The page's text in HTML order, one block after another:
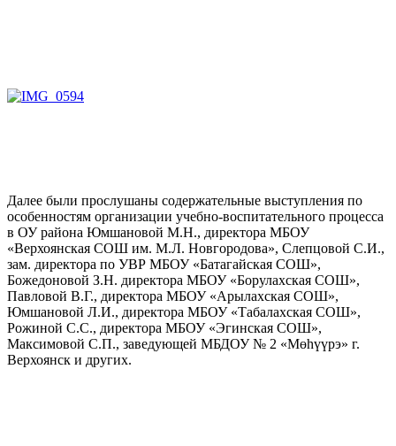
Далее были прослушаны содержательные выступления по
особенностям организации учебно-воспитательного процесса
в ОУ района Юмшановой М.Н., директора МБОУ
«Верхоянская СОШ им. М.Л. Новгородова», Слепцовой С.И.,
зам. директора по УВР МБОУ «Батагайская СОШ»,
Божедоновой З.Н. директора МБОУ «Борулахская СОШ»,
Павловой В.Г., директора МБОУ «Арылахская СОШ»,
Юмшановой Л.И., директора МБОУ «Табалахская СОШ»,
Рожиной С.С., директора МБОУ «Эгинская СОШ»,
Максимовой С.П., заведующей МБДОУ № 2 «Мөһүүрэ» г.
Верхоянск и других.